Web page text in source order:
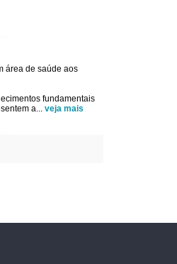
área de saúde aos
fundamentais
a... veja mais